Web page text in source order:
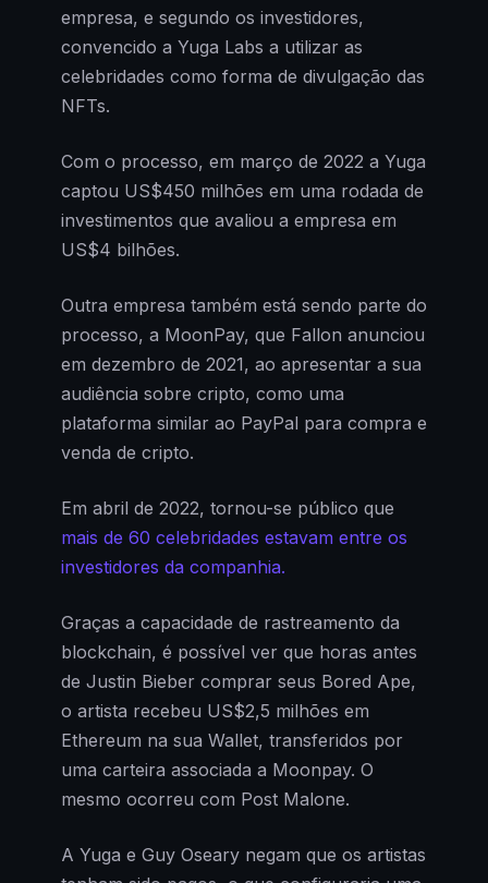
empresa, e segundo os investidores,
convencido a Yuga Labs a utilizar as
celebridades como forma de divulgação das
NFTs.
Com o processo, em março de 2022 a Yuga
captou US$450 milhões em uma rodada de
investimentos que avaliou a empresa em
US$4 bilhões.
Outra empresa também está sendo parte do
processo, a MoonPay, que Fallon anunciou
em dezembro de 2021, ao apresentar a sua
audiência sobre cripto, como uma
plataforma similar ao PayPal para compra e
venda de cripto.
Em abril de 2022, tornou-se público que
mais de 60 celebridades estavam entre os
investidores da companhia.
Graças a capacidade de rastreamento da
blockchain, é possível ver que horas antes
de Justin Bieber comprar seus Bored Ape,
o artista recebeu US$2,5 milhões em
Ethereum na sua Wallet, transferidos por
uma carteira associada a Moonpay. O
mesmo ocorreu com Post Malone.
A Yuga e Guy Oseary negam que os artistas